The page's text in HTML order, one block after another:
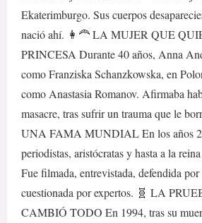
Ekaterimburgo. Sus cuerpos
nació ahí. 👩‍🦰 LA MUJER QUE
PRINCESA Durante 40 años, Anna
como Franziska Schanzkowska, en
como Anastasia Romanov. Afirmaba
masacre, tras sufrir un trauma que le
UNA FAMA MUNDIAL En los años
periodistas, aristócratas y hasta a la
Fue filmada, entrevistada, defendida
cuestionada por expertos. 🧬 LA
CAMBIÓ TODO En 1994, tras su